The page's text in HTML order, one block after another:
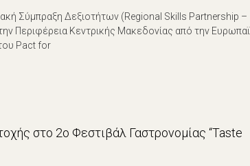
Σύμπραξη Δεξιοτήτων (Regional Skills Partnership –
Περιφέρεια Κεντρικής Μακεδονίας από την
Pact for
στο 2ο Φεστιβάλ Γαστρονομίας “Taste